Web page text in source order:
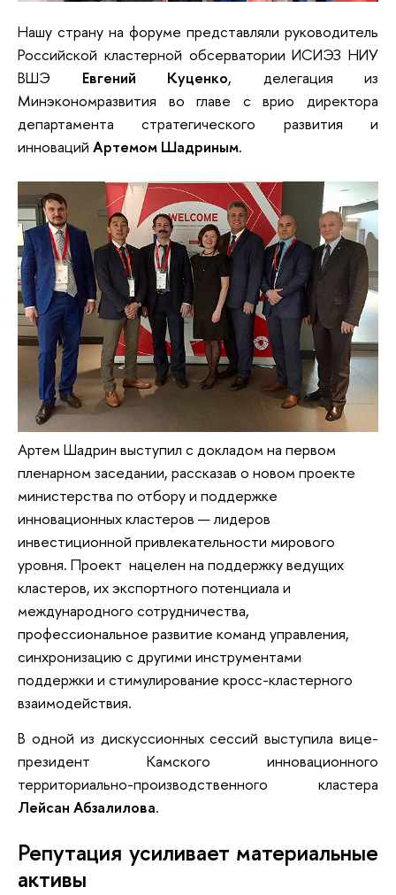
Нашу страну на форуме представляли руководитель
Российской кластерной обсерватории ИСИЭЗ НИУ
ВШЭ Евгений Куценко, делегация из
Минэкономразвития во главе с врио директора
департамента стратегического развития и
инноваций Артемом Шадриным.
Артем Шадрин выступил с докладом на первом
пленарном заседании, рассказав о новом проекте
министерства по отбору и поддержке
инновационных кластеров — лидеров
инвестиционной привлекательности мирового
уровня. Проект нацелен на поддержку ведущих
кластеров, их экспортного потенциала и
международного сотрудничества,
профессиональное развитие команд управления,
синхронизацию с другими инструментами
поддержки и стимулирование кросс-кластерного
взаимодействия.
В одной из дискуссионных сессий выступила вице-
президент Камского инновационного
территориально-производственного кластера
Лейсан Абзалилова.
Репутация усиливает материальные
активы